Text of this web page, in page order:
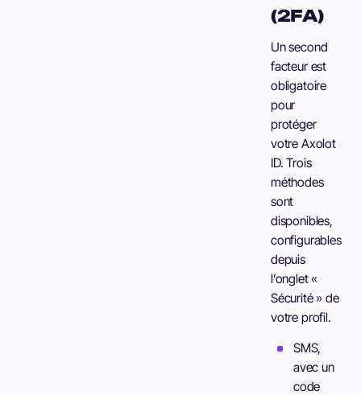
(2FA)
Un second
facteur est
obligatoire
pour
protéger
votre Axolot
ID. Trois
méthodes
sont
disponibles,
configurables
depuis
l’onglet «
Sécurité » de
votre profil.
SMS,
avec un
code